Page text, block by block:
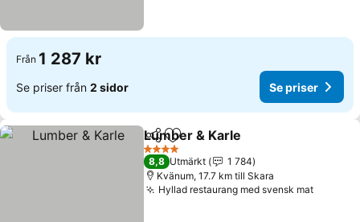
Från 1 287 kr
Se priser från 2 sidor Se priser
Dela Lägg till i Mina Favoriter
Lumber & Karle
4 Stjärnor
8,8 Utmärkt
1 784
Kvänum, 17.7 km till Skara
Hyllad restaurang med svensk mat